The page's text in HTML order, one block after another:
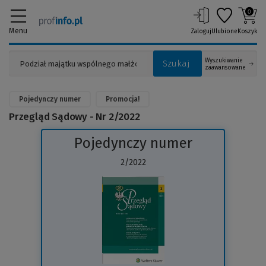
Menu
Szukaj
Wyszukiwanie
zaawansowane
ZalogujUlubione
0
Koszyk
Pojedynczy numer Promocja!
Przegląd Sądowy - Nr 2/2022
Pojedynczy numer
2/2022
do